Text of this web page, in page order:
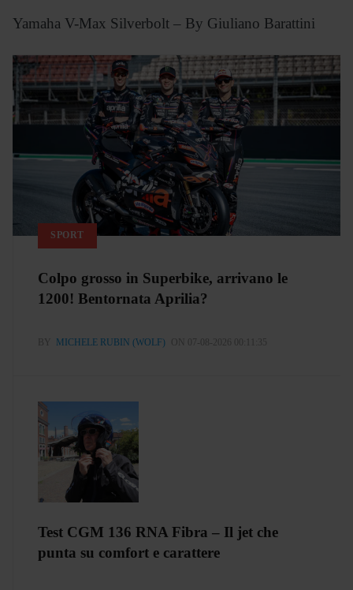
Yamaha V-Max Silverbolt – By Giuliano Barattini
SPORT
Colpo grosso in Superbike, arrivano le
1200! Bentornata Aprilia?
BY MICHELE RUBIN (WOLF) ON 07-08-2026 00:11:35
Test CGM 136 RNA Fibra – Il jet che
punta su comfort e carattere